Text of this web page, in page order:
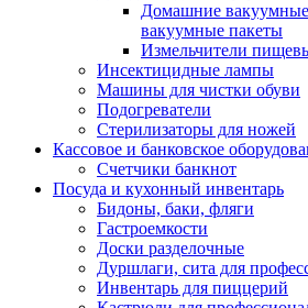
Домашние
вакуумные пакеты
Измельчители
Инсектицидные лампы
Машины для чистки обуви
Подогреватели
Стерилизаторы для ножей
Кассовое и банковское
Счетчики банкнот
Посуда и кухонный инвентарь
Бидоны, баки, фляги
Гастроемкости
Доски разделочные
Дуршлаги, сита для
Инвентарь для пиццерий